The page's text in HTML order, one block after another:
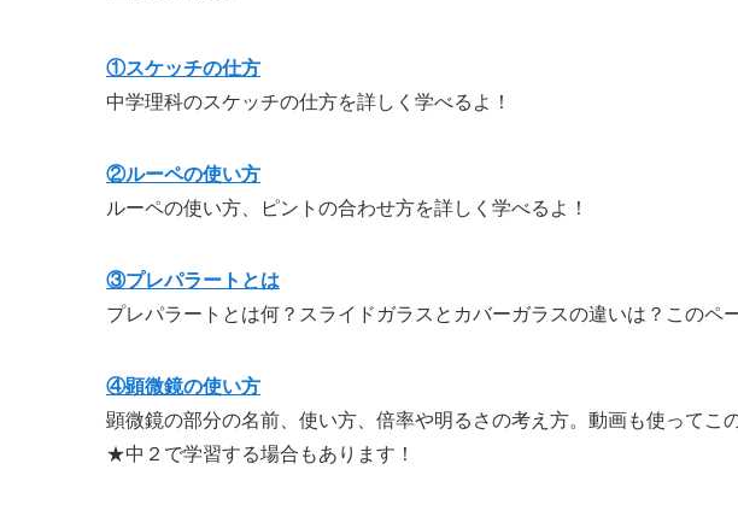
①スケッチの仕方
中学理科のスケッチの仕方を詳しく学べるよ！
②ルーペの使い方
ルーペの使い方、ピントの合わせ方を詳しく学べるよ！
③プレパラートとは
プレパラートとは何？スライドガラスとカバーガラスの違いは？このペ
④顕微鏡の使い方
顕微鏡の部分の名前、使い方、倍率や明るさの考え方。動画も使ってこ
★中２で学習する場合もあります！